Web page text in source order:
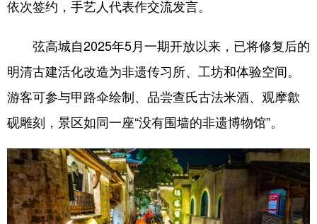
依次签约，手艺人代表作交流发言。
弦高城自2025年5月一期开放以来，已将修复后的
明清古建活化改造为非遗传习所、工坊和体验空间。
游客可参与甲路伞绘制、品尝查氏古法米酒、观摩歙
砚雕刻，景区如同一座“没有围墙的非遗博物馆”。